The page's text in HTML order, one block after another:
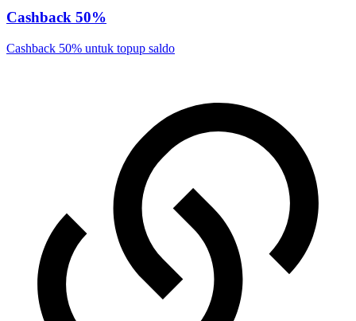
Cashback 50%
Cashback 50% untuk topup saldo